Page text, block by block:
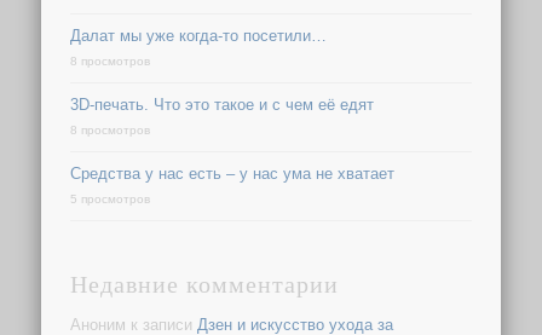
Далат мы уже когда-то посетили…
8 просмотров
3D-печать. Что это такое и с чем её едят
8 просмотров
Средства у нас есть – у нас ума не хватает
5 просмотров
Недавние комментарии
Аноним к записи Дзен и искусство ухода за